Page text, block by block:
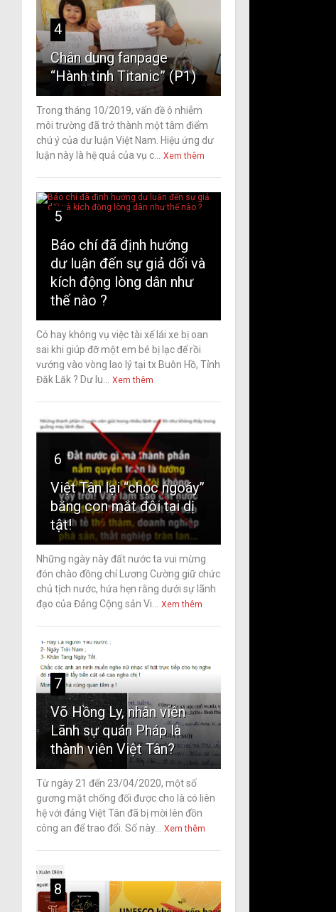
4
Chân dung fanpage
“Hành tinh Titanic” (P1)
Trong tháng 10/2019, vấn đề ô nhiễm
môi trường đã trở thành một tâm điểm
chú ý của dư luận Việt Nam. Hiệu ứng dư
luận này là hệ quả của vụ c...
Xem thêm
5
Báo chí đã định hướng
dư luận đến sự giả dối và
kích động lòng dân như
thế nào ?
Có hay không vụ việc tài xế lái xe bị oan
sai khi giúp đỡ một em bé bị lạc để rồi
vướng vào vòng lao lý tại tx Buôn Hồ, Tỉnh
Đăk Lăk ? Dư lu...
Xem thêm
6
Việt Tân lại “chọc ngoáy”
bằng con mắt đôi tai dị
tật!
Những ngày này đất nước ta vui mừng
đón chào đồng chí Lương Cường giữ chức
chủ tịch nước, hứa hẹn rằng dưới sự lãnh
đạo của Đảng Cộng sản Vi...
Xem thêm
7
Võ Hồng Ly, nhân viên
Lãnh sự quán Pháp là
thành viên Việt Tân?
Từ ngày 21 đến 23/04/2020, một số
gương mặt chống đối được cho là có liên
hệ với đảng Việt Tân đã bị mời lên đồn
công an để trao đổi. Số này...
Xem thêm
8